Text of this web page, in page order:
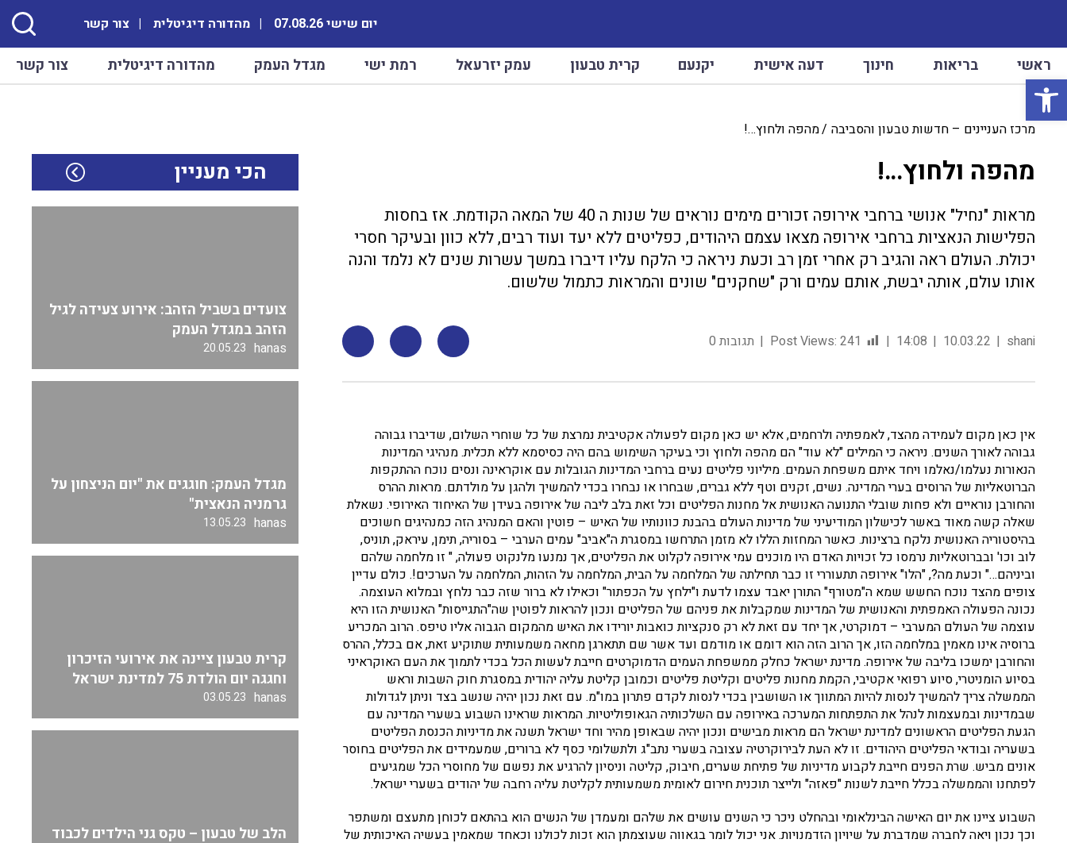
פתח סרגל נגישות
יום שישי 07.08.26 מהדורה דיגיטלית צור קשר
ראשי בריאות חינוך דעה אישית יקנעם קרית טבעון עמק יזרעאל רמת ישי מגדל העמק מהדורה דיגיטלית צור קשר
מרכז העניינים – חדשות טבעון והסביבה מהפה ולחוץ…!
מהפה ולחוץ…!
מראות "נחיל" אנושי ברחבי אירופה זכורים מימים נוראים של שנות ה 40 של המאה הקודמת. אז בחסות
הפלישות הנאציות ברחבי אירופה מצאו עצמם היהודים, כפליטים ללא יעד ועוד רבים, ללא כוון ובעיקר חסרי
יכולת. העולם ראה והגיב רק אחרי זמן רב וכעת ניראה כי הלקח עליו דיברו במשך עשרות שנים לא נלמד והנה
אותו עולם, אותה יבשת, אותם עמים ורק "שחקנים" שונים והמראות כתמול שלשום.
shani
10.03.22
14:08
Post Views: 241 תגובות 0
אין כאן מקום לעמידה מהצד, לאמפתיה ולרחמים, אלא יש כאן מקום לפעולה אקטיבית נמרצת של כל שוחרי השלום, שדיברו גבוהה
גבוהה לאורך השנים. ניראה כי המילים "לא עוד" הם מהפה ולחוץ וכי בעיקר השימוש בהם היה כסיסמא ללא תכלית. מנהיגי המדינות
הנאורות נעלמו/נאלמו ויחד איתם משפחת העמים. מיליוני פליטים נעים ברחבי המדינות הגובלות עם אוקראינה ונסים נוכח ההתקפות
הברוטאליות של הרוסים בערי המדינה. נשים, זקנים וטף ללא גברים, שבחרו או נבחרו בכדי להמשיך ולהגן על מולדתם. מראות ההרס
והחורבן נוראיים ולא פחות שובלי התנועה האנושית אל מחנות הפליטים וכל זאת בלב ליבה של אירופה בעידן של האיחוד האירופי. נשאלת
שאלה קשה מאוד באשר לכישלון המודיעיני של מדינות העולם בהבנת כוונותיו של האיש – פוטין והאם המנהיג הזה כמנהיגים חשוכים
בהיסטוריה האנושית נלקח ברצינות. כאשר המחזות הללו לא מזמן התרחשו במסגרת ה"אביב" עמים הערבי – בסוריה, תימן, עיראק, תוניס,
לוב וכו' ובברוטאליות נרמסו כל זכויות האדם היו מוכנים עמי אירופה לקלוט את הפליטים, אך נמנעו מלנקוט פעולה, " זו מלחמה שלהם
וביניהם…" וכעת מה?, "הלו" אירופה תתעוררי זו כבר תחילתה של המלחמה על הבית, המלחמה על הזהות, המלחמה על הערכים!. כולם עדיין
צופים מהצד נוכח החשש שמא ה"מטורף" התורן יאבד עצמו לדעת ו"ילחץ על הכפתור" וכאילו לא ברור שזה כבר נלחץ ובמלוא העוצמה.
נכונה הפעולה האמפתית והאנושית של המדינות שמקבלות את פניהם של הפליטים ונכון להראות לפוטין שה"התגייסות" האנושית הזו היא
עוצמה של העולם המערבי – דמוקרטי, אך יחד עם זאת לא רק סנקציות כואבות יורידו את האיש מהמקום הגבוה אליו טיפס. הרוב המכריע
ברוסיה אינו מאמין במלחמה הזו, אך הרוב הזה הוא דומם או מודמם ועד אשר שם תתארגן מחאה משמעותית שתוקיע זאת, אם בכלל, ההרס
והחורבן ימשכו בליבה של אירופה. מדינת ישראל כחלק ממשפחת העמים הדמוקרטים חייבת לעשות הכל בכדי לתמוך את העם האוקראיני
בסיוע הומניטרי, סיוע רפואי אקטיבי, הקמת מחנות פליטים וקליטת פליטים וכמובן קליטת עליה יהודית במסגרת חוק השבות וראש
הממשלה צריך להמשיך לנסות להיות המתווך או השושבין בכדי לנסות לקדם פתרון במו"מ. עם זאת נכון יהיה שנשב בצד וניתן לגדולות
שבמדינות ובמעצמות לנהל את התפתחות המערכה באירופה עם השלכותיה הגאופוליטיות. המראות שראינו השבוע בשערי המדינה עם
הגעת הפליטים הראשונים למדינת ישראל הם מראות מבישים ונכון יהיה שבאופן מהיר וחד ישראל תשנה את מדיניות הכנסת הפליטים
בשעריה ובודאי הפליטים היהודים. זו לא העת לבירוקרטיה עצובה בשערי נתב"ג ולתשלומי כסף לא ברורים, שמעמידים את הפליטים בחוסר
אונים מביש. שרת הפנים חייבת לקבוע מדיניות של פתיחת שערים, חיבוק, קליטה וניסיון להרגיע את נפשם של מחוסרי הכל שמגיעים
לפתחנו והממשלה בכלל חייבת לשנות "פאזה" ולייצר תוכנית חירום לאומית משמעותית לקליטת עליה רחבה של יהודים בשערי ישראל.
השבוע ציינו את יום האישה הבינלאומי ובהחלט ניכר כי השנים עושים את שלהם ומעמדן של הנשים הוא בהתאם לכוחן מתעצם ומשתפר
וכך נכון ויאה לחברה שמדברת על שיויון הזדמנויות. אני יכול לומר בגאווה שעוצמתן הוא זכות לכולנו וכאחד שמאמין בעשיה האיכותית של
הכי מעניין
צועדים בשביל הזהב: אירוע צעידה לגיל
הזהב במגדל העמק
hanas
20.05.23
מגדל העמק: חוגגים את "יום הניצחון על
גרמניה הנאצית"
hanas
13.05.23
קרית טבעון ציינה את אירועי הזיכרון
וחגגה יום הולדת 75 למדינת ישראל
hanas
03.05.23
הלב של טבעון – טקס גני הילדים לכבוד